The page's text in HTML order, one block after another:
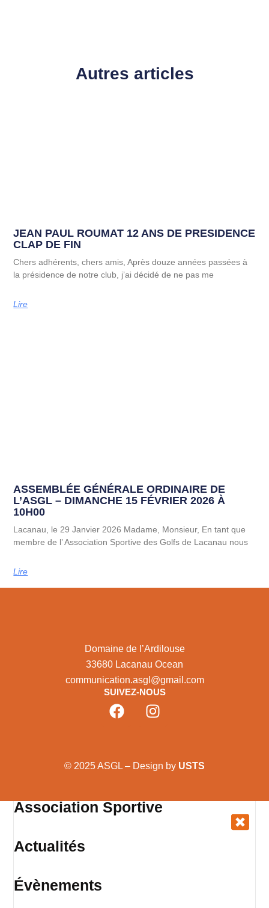
Autres articles
JEAN PAUL ROUMAT 12 ANS DE PRESIDENCE
CLAP DE FIN
Chers adhérents, chers amis, Après douze années passées à
la présidence de notre club, j’ai décidé de ne pas me
Lire
ASSEMBLÉE GÉNÉRALE ORDINAIRE DE
L’ASGL – DIMANCHE 15 FÉVRIER 2026 À
10H00
Lacanau, le 29 Janvier 2026 Madame, Monsieur, En tant que
membre de l’ Association Sportive des Golfs de Lacanau nous
Lire
Domaine de l’Ardilouse
33680 Lacanau Ocean
communication.asgl@gmail.com
SUIVEZ-NOUS
© 2025 ASGL – Design by USTS
Association Sportive
Actualités
Évènements